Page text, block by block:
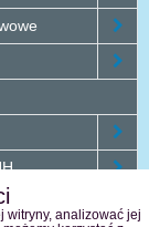
witryny, analizować jej